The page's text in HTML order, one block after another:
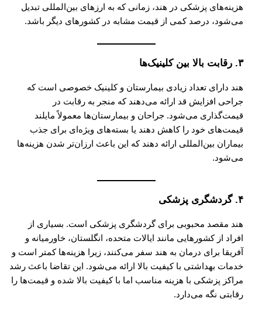
هزینه‌های پزشکی در هند، زمانی که به ارزهای بین‌المللی تبدیل
می‌شود، درصد کمی از قیمت مشابه در کشورهای دیگر باشد.
۳. رقابت بالا بین کلینیک‌ها
هند دارای تعداد زیادی بیمارستان و کلینیک خصوصی است که
جراحی افزایش قد ارائه می‌دهند که منجر به رقابت در
قیمت‌گذاری می‌شود. جراحان و بیمارستان‌ها معمولاً مایلند
قیمت‌های خود را کاهش دهند یا بسته‌های ویژه‌ای برای جذب
بیماران بین‌المللی ارائه دهند که این باعث ارزان‌تر شدن هزینه‌ها
می‌شود.
۴. گردشگری پزشکی
هند مقصد محبوبی برای گردشگری پزشکی است. بسیاری از
افراد از کشورهایی مانند ایالات متحده، انگلستان، خاورمیانه و
آفریقا برای درمان به هند سفر می‌کنند، زیرا هزینه‌ها کمتر است و
خدمات بهداشتی با کیفیت بالا ارائه می‌شود. این تقاضا باعث رشد
مراکز پزشکی با هزینه مناسب اما با کیفیت بالا شده و قیمت‌ها را
رقابتی نگه می‌دارد.